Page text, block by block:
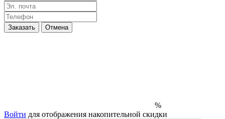
Заказать Отмена
%
Войти для отображения накопительной скидки